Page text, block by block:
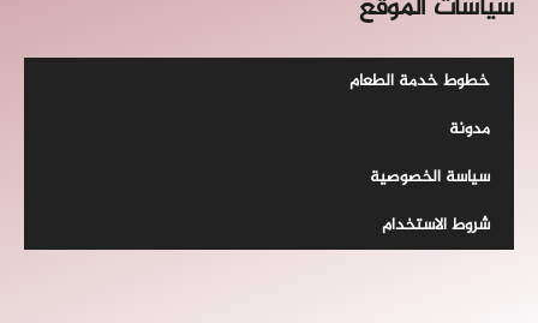
خطوط خدمة الطعام
مدونة
سياسة الخصوصية
شروط الاستخدام